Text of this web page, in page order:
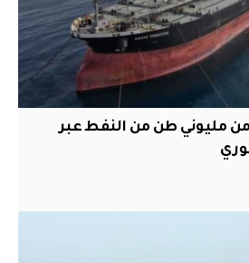
من مليوني طن من النفط عبر